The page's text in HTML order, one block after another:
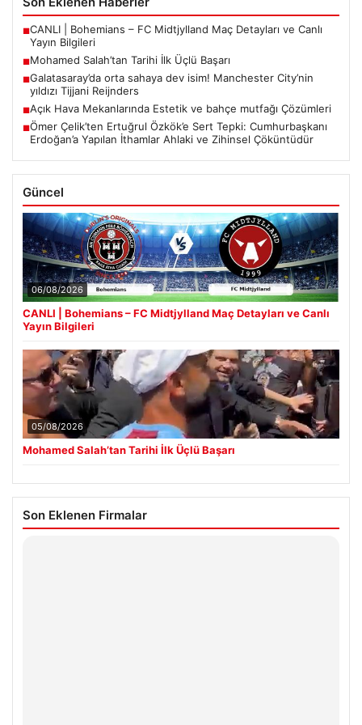
■CANLI | Bohemians – FC Midtjylland Maç Detayları ve Canlı
Yayın Bilgileri
■Mohamed Salah’tan Tarihi İlk Üçlü Başarı
■Galatasaray’da orta sahaya dev isim! Manchester City’nin
yıldızı Tijjani Reijnders
■Açık Hava Mekanlarında Estetik ve bahçe mutfağı Çözümleri
■Ömer Çelik’ten Ertuğrul Özkök’e Sert Tepki: Cumhurbaşkanı
Erdoğan’a Yapılan İthamlar Ahlaki ve Zihinsel Çöküntüdür
Güncel
06/08/2026
CANLI | Bohemians – FC Midtjylland Maç Detayları ve Canlı
Yayın Bilgileri
05/08/2026
Mohamed Salah’tan Tarihi İlk Üçlü Başarı
Son Eklenen Firmalar